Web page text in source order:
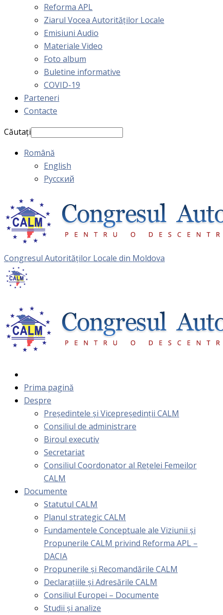
Reforma APL
Ziarul Vocea Autorităților Locale
Emisiuni Audio
Materiale Video
Foto album
Buletine informative
COVID-19
Parteneri
Contacte
Căutați
Română
English
Русский
Congresul Autorităţilor Locale din Moldova
Prima pagină
Despre
Președintele și Vicepreședinții CALM
Consiliul de administrare
Biroul executiv
Secretariat
Consiliul Coordonator al Rețelei Femeilor
CALM
Documente
Statutul CALM
Planul strategic CALM
Fundamentele Conceptuale ale Viziunii și
Propunerile CALM privind Reforma APL –
DACIA
Propunerile și Recomandările CALM
Declarațiile și Adresările CALM
Consiliul Europei – Documente
Studii și analize